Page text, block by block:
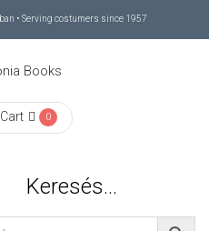
• Serving costumers since 1957
0
Keresés…